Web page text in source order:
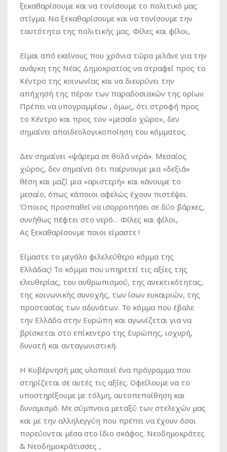
ξεκαθαρίσουμε και να τονίσουμε το πολιτικό μας
στίγμα. Να ξεκαθαρίσουμε και να τονίσουμε την
ταυτότητα της πολιτικής μας. Φίλες και φίλοι,
Είμαι από εκείνους που χρόνια τώρα μιλάνε για την
ανάγκη της Νέας Δημοκρατίας να στραφεί προς το
Κέντρο της κοινωνίας και να διευρύνει την
απήχησή της πέραν των παραδοσιακών της ορίων.
Πρέπει να υπογραμμίσω , όμως, ότι στροφή προς
το Κέντρο και προς τον «μεσαίο χώρο», δεν
σημαίνει αποϊδεολογικοποίηση του κόμματος.
Δεν σημαίνει «ψάρεμα σε θολά νερά». Μεσαίος
χώρος, δεν σημαίνει ότι παίρνουμε μια «δεξιά»
θέση και μαζί μια «αριστερή» και κάνουμε το
μεσαίο, όπως κάποιοι αφελώς έχουν πιστέψει.
Όποιος προσπαθεί να ισορροπήσει σε δύο βάρκες,
συνήθως πέφτει στο νερό… Φίλες και φίλοι,
Ας ξεκαθαρίσουμε ποιοι είμαστε !
Είμαστε το μεγάλο φιλελεύθερο κόμμα της
Ελλάδας! Το κόμμα που υπηρετεί τις αξίες της
ελευθερίας, του ανθρωπισμού, της ανεκτικότητας,
της κοινωνικής συνοχής, των ίσων ευκαιριών, της
προστασίας των αδυνάτων. Το κόμμα που έβαλε
την Ελλάδα στην Ευρώπη και αγωνίζεται για να
βρίσκεται στο επίκεντρο της Ευρώπης, ισχυρή,
δυνατή και ανταγωνιστική.
Η Κυβέρνησή μας υλοποιεί ένα πρόγραμμα που
στηρίζεται σε αυτές τις αξίες. Οφείλουμε να το
υποστηρίξουμε με τόλμη, αυτοπεποίθηση και
δυναμισμό. Με σύμπνοια μεταξύ των στελεχών μας
και με την αλληλεγγύη που πρέπει να έχουν όσοι
πορεύονται μέσα στο ίδιο σκάφος. Νεοδημοκράτες
& Νεοδημοκράτισσες ,